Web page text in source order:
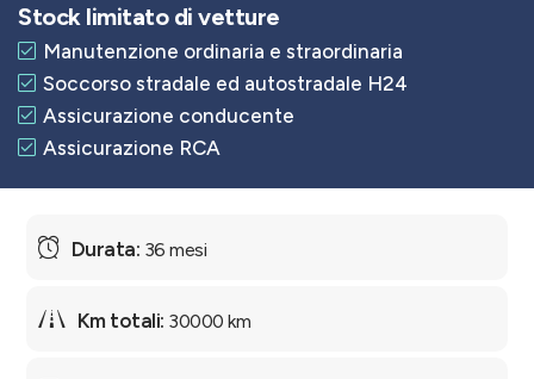
Stock limitato di vetture
Manutenzione ordinaria e straordinaria
Soccorso stradale ed autostradale H24
Assicurazione conducente
Assicurazione RCA
36 mesi
30000 km